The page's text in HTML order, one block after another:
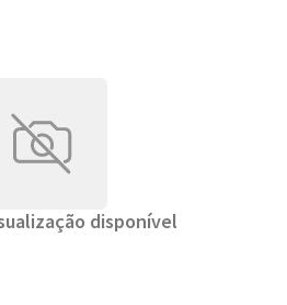
disponível